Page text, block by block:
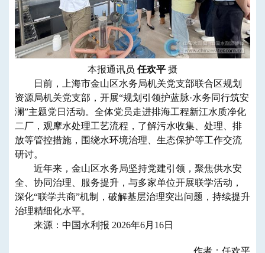
本报通讯员 任欢平 摄
日前，上海市金山区水务局机关党支部联合区规划
资源局机关党支部，开展“规划引领护蓝脉·水务同行筑安
澜”主题党日活动。全体党员走进排海工程新江水质净化
二厂，观摩水处理工艺流程，了解污水收集、处理、排
放等管控措施，围绕水环境治理、生态保护等工作交流
研讨。
近年来，金山区水务局坚持党建引领，聚焦供水安
全、协同治理、服务提升，与多家单位开展联学活动，
深化“联学共商”机制，破解基层治理突出问题，持续提升
治理精细化水平。
来源：中国水利报 2026年6月16日
作者：任欢平